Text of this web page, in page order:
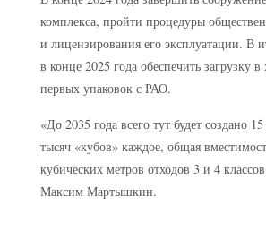
комплекса, пройти процедуры
и лицензирования его эксплуатации. В
в конце 2025 года обеспечить загрузку
первых упаковок с РАО.
«До 2035 года всего тут будет создано
тысяч «кубов» каждое, общая
кубических метров отходов 3 и 4
Максим Мартышкин.